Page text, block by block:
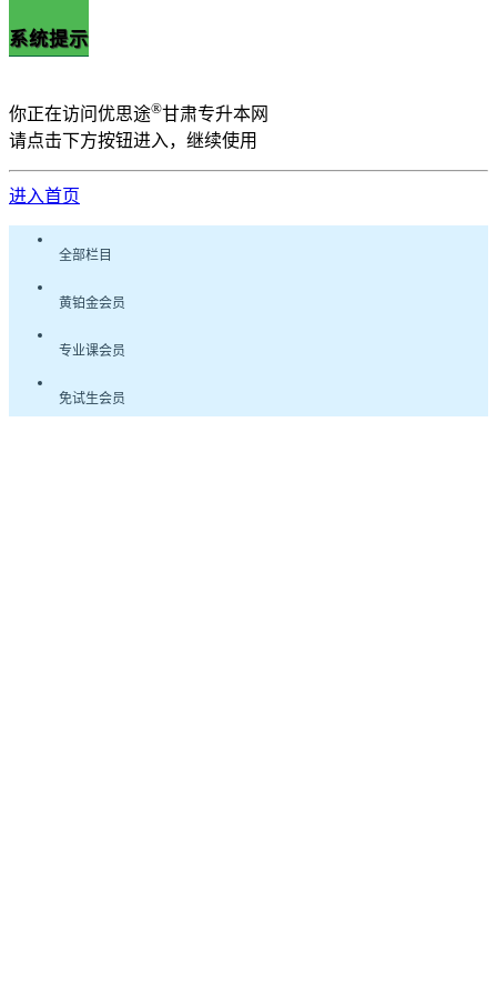
系统提示
你正在访问优思途®甘肃专升本网
请点击下方按钮进入，继续使用
进入首页
全部栏目
黄铂金会员
专业课会员
免试生会员